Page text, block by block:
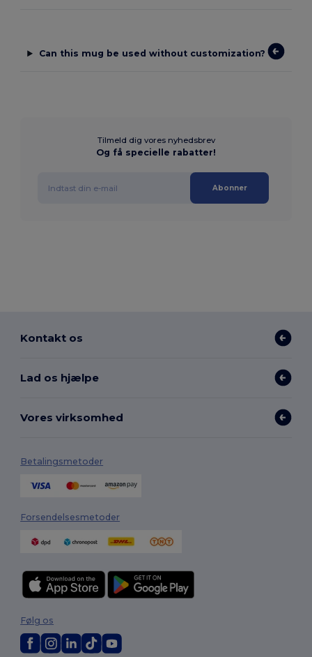
Can this mug be used without customization?
Tilmeld dig vores nyhedsbrev
Og få specielle rabatter!
Abonner
Kontakt os
Lad os hjælpe
Vores virksomhed
Betalingsmetoder
Forsendelsesmetoder
Følg os